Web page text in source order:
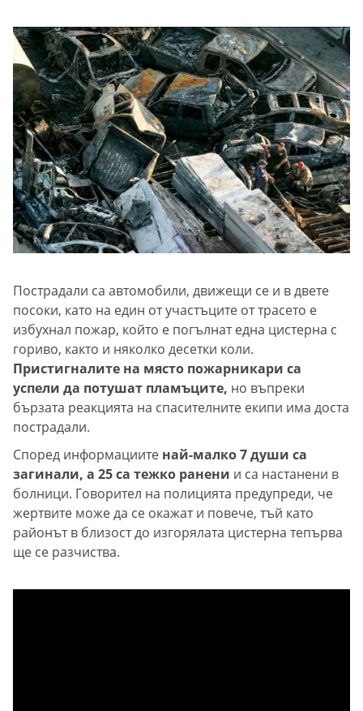
Пострадали са автомобили, движещи се и в двете
посоки, като на един от участъците от трасето е
избухнал пожар, който е погълнат една цистерна с
гориво, както и няколко десетки коли.
Пристигналите на място пожарникари са
успели да потушат пламъците, но въпреки
бързата реакцията на спасителните екипи има доста
пострадали.
Според информациите най-малко 7 души са
загинали, а 25 са тежко ранени и са настанени в
болници. Говорител на полицията предупреди, че
жертвите може да се окажат и повече, тъй като
районът в близост до изгорялата цистерна тепърва
ще се разчиства.